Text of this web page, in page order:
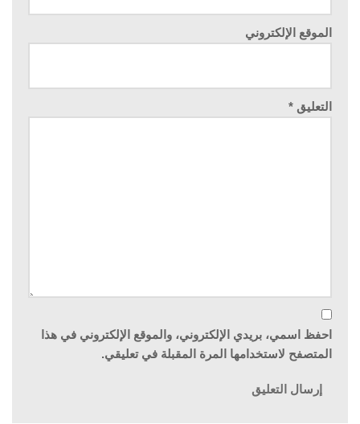
الموقع الإلكتروني
التعليق *
احفظ اسمي، بريدي الإلكتروني، والموقع الإلكتروني في هذا
المتصفح لاستخدامها المرة المقبلة في تعليقي.